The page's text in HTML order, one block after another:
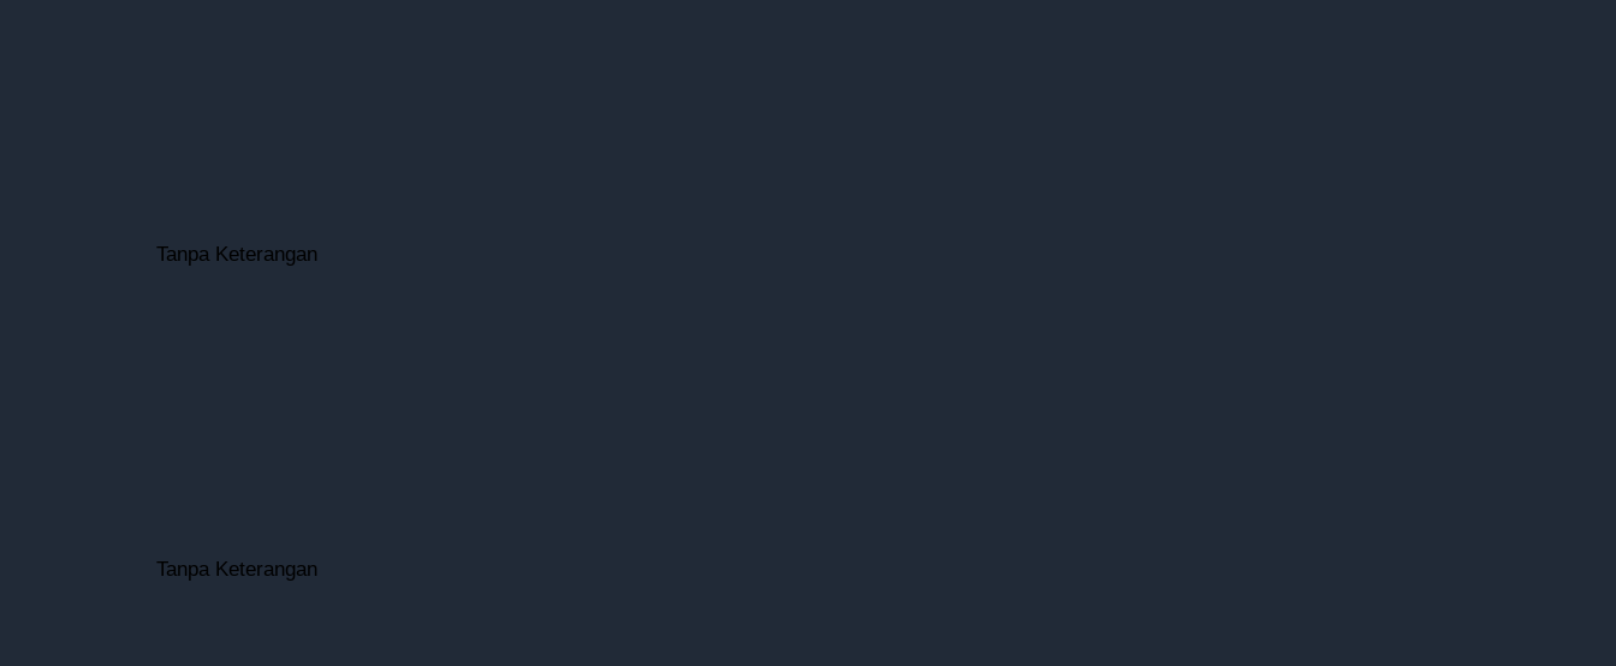
Tanpa Keterangan
Tanpa Keterangan